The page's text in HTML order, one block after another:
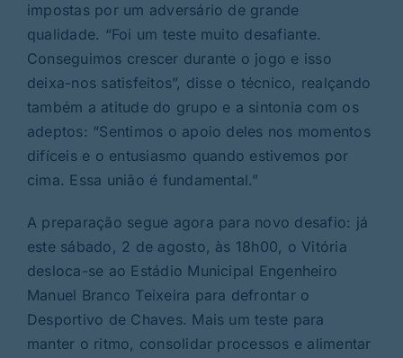
impostas por um adversário de grande
qualidade. “Foi um teste muito desafiante.
Conseguimos crescer durante o jogo e isso
deixa-nos satisfeitos”, disse o técnico, realçando
também a atitude do grupo e a sintonia com os
adeptos: “Sentimos o apoio deles nos momentos
difíceis e o entusiasmo quando estivemos por
cima. Essa união é fundamental.”
A preparação segue agora para novo desafio: já
este sábado, 2 de agosto, às 18h00, o Vitória
desloca-se ao Estádio Municipal Engenheiro
Manuel Branco Teixeira para defrontar o
Desportivo de Chaves. Mais um teste para
manter o ritmo, consolidar processos e alimentar